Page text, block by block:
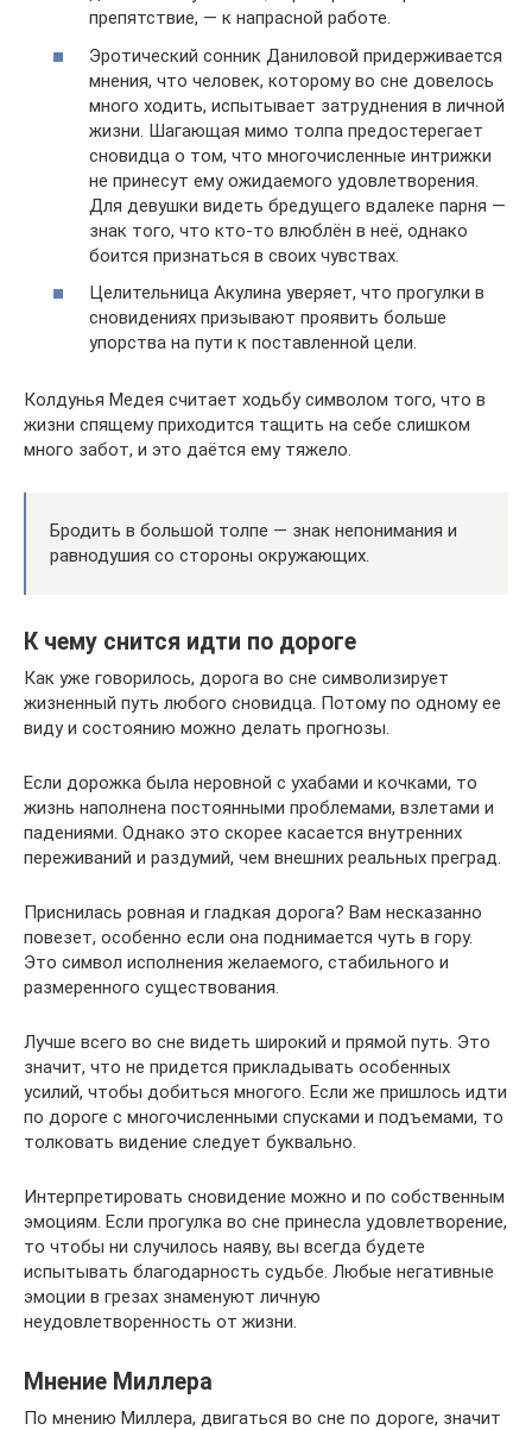
препятствие, — к напрасной работе.
Эротический сонник Даниловой придерживается
мнения, что человек, которому во сне довелось
много ходить, испытывает затруднения в личной
жизни. Шагающая мимо толпа предостерегает
сновидца о том, что многочисленные интрижки
не принесут ему ожидаемого удовлетворения.
Для девушки видеть бредущего вдалеке парня —
знак того, что кто-то влюблён в неё, однако
боится признаться в своих чувствах.
Целительница Акулина уверяет, что прогулки в
сновидениях призывают проявить больше
упорства на пути к поставленной цели.
Колдунья Медея считает ходьбу символом того, что в
жизни спящему приходится тащить на себе слишком
много забот, и это даётся ему тяжело.
Бродить в большой толпе — знак непонимания и
равнодушия со стороны окружающих.
К чему снится идти по дороге
Как уже говорилось, дорога во сне символизирует
жизненный путь любого сновидца. Потому по одному ее
виду и состоянию можно делать прогнозы.
Если дорожка была неровной с ухабами и кочками, то
жизнь наполнена постоянными проблемами, взлетами и
падениями. Однако это скорее касается внутренних
переживаний и раздумий, чем внешних реальных преград.
Приснилась ровная и гладкая дорога? Вам несказанно
повезет, особенно если она поднимается чуть в гору.
Это символ исполнения желаемого, стабильного и
размеренного существования.
Лучше всего во сне видеть широкий и прямой путь. Это
значит, что не придется прикладывать особенных
усилий, чтобы добиться многого. Если же пришлось идти
по дороге с многочисленными спусками и подъемами, то
толковать видение следует буквально.
Интерпретировать сновидение можно и по собственным
эмоциям. Если прогулка во сне принесла удовлетворение,
то чтобы ни случилось наяву, вы всегда будете
испытывать благодарность судьбе. Любые негативные
эмоции в грезах знаменуют личную
неудовлетворенность от жизни.
Мнение Миллера
По мнению Миллера, двигаться во сне по дороге, значит